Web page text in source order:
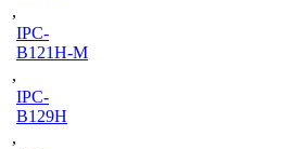
,
IPC-
B121H-M
,
IPC-
B129H
,